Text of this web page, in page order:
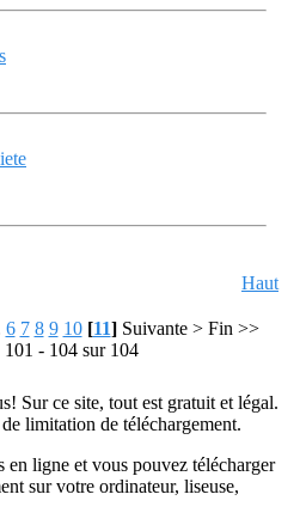
Haut
6 7 8 9 10 [11] Suivante > Fin >>
101 - 104 sur 104
Sur ce site, tout est gratuit et légal.
limitation de téléchargement.
en ligne et vous pouvez télécharger
sur votre ordinateur, liseuse,